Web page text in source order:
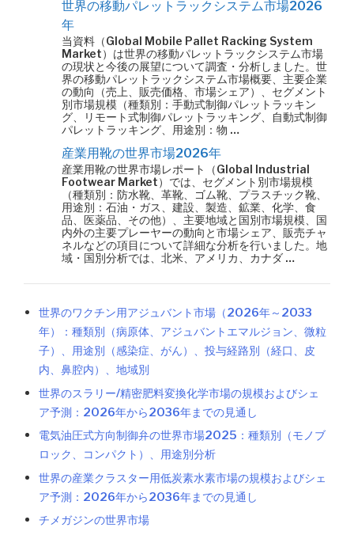
世界の移動パレットラックシステム市場2026
年
当資料（Global Mobile Pallet Racking System
Market）は世界の移動パレットラックシステム市場
の現状と今後の展望について調査・分析しました。世
界の移動パレットラックシステム市場概要、主要企業
の動向（売上、販売価格、市場シェア）、セグメント
別市場規模（種類別：手動式制御パレットラッキン
グ、リモート式制御パレットラッキング、自動式制御
パレットラッキング、用途別：物 …
産業用靴の世界市場2026年
産業用靴の世界市場レポート（Global Industrial
Footwear Market）では、セグメント別市場規模
（種類別：防水靴、革靴、ゴム靴、プラスチック靴、
用途別：石油・ガス、建設、製造、鉱業、化学、食
品、医薬品、その他）、主要地域と国別市場規模、国
内外の主要プレーヤーの動向と市場シェア、販売チャ
ネルなどの項目について詳細な分析を行いました。地
域・国別分析では、北米、アメリカ、カナダ …
世界のワクチン用アジュバント市場（2026年～2033
年）：種類別（病原体、アジュバントエマルジョン、微粒
子）、用途別（感染症、がん）、投与経路別（経口、皮
内、鼻腔内）、地域別
世界のスラリー/精密肥料変換化学市場の規模およびシェ
ア予測：2026年から2036年までの見通し
電気油圧式方向制御弁の世界市場2025：種類別（モノブ
ロック、コンパクト）、用途別分析
世界の産業クラスター用低炭素水素市場の規模およびシェ
ア予測：2026年から2036年までの見通し
チメガジンの世界市場